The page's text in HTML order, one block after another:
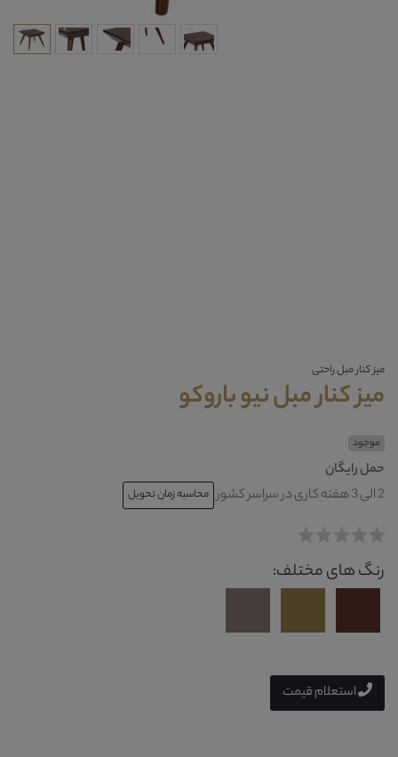
میز کنار مبل راحتی
میز کنار مبل نیو باروکو
موجود
حمل رایگان
2 الی 3 هفته کاری در سراسر کشور
محاسبه زمان تحویل
رنگ های مختلف:
استعلام قیمت